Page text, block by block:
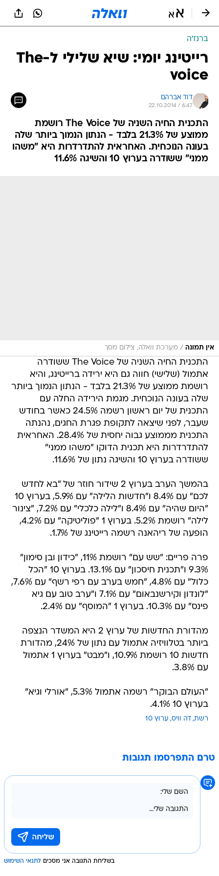
ברנז'ה
רייטינג יומי: שיא שלילי ל-The
voice
דוד אברהם
22.10.2014 / 6:47
התכנית החיה השניה של The Voice רושמת
ממוצע של 21.3% בלבד - הנתון הנמוך ביותר שלה
בעונה הנוכחית. האחראית להתדרדרות היא "משהו
ממני" ששודרה בערוץ 10 והשיגה 11.6%
אין תמונה / מערכת וואלה, צילום מסך
התכנית החיה השניה של The Voice ששודרה
אתמול (שלישי) חווה גם היא ירידה ברייטינג, והיא
רושמת ממוצע של 21.3% בלבד - הנתון הנמוך ביותר
שלה בעונה הנוכחית. מגמת הירידה החלה עם
התכנית של יום ראשון רשמה 24.5% כאשר בחודש
שעבר, לפני שיצאה לתקופת פגרת החגים, נהנתה
התכנית מממוצע גבוה יחסית של 28.4%. האחראית
להתדרדרות היא תכנית הדוקו "משהו ממני"
ששודרה בערוץ 10 והשיגה נתון של 11.6%.
בהמשך הערב בערוץ 2 שידור חוזר של "בא לחדש
לכם" עם 8.4% ו"חדשות הלילה" עם 5.9%, בערוץ 10
"היום שהיה" עם 8.4% ו"לילה כלכלי" עם 7.2%, "צינור
לילה" רושמת 5.2%. בערוץ 1 "פוליטיקה" עם 4.2%,
הופעה של ריהאנה רשמה רייטינג של 1.7%.
פרה פריים: "שש עם" רושמת 11%, "כידון ובן סימון"
9.3% ו"תכנית חיסכון" עם 13.1%. בערוץ 10 "הכל
כלול" עם 4.8%, "חמש בערב עם רפי רשף" עם 7.6%,
"לונדון וקירשנבאום" עם 7.1% ו"ערב טוב עם גיא
פינס" עם 10.3%. בערוץ 1 "המוסף" עם 2.4%.
מהדורת החדשות של ערוץ 2 היא המשדר הנצפה
ביותר בטלוויזיה אתמול עם נתון של 24%, מהדורת
חדשות 10 רושמת 10.9%, ו"מבט" בערוץ 1 אתמול
עם 3.8%.
"העולם הבוקר" רשמה אתמול 5.3%, "אורלי וגיא"
בערוץ 10 4.1%.
רשת דה וויס ערוץ 10
טרם התפרסמו תגובות
בשליחת התגובה אני מסכים לתנאי השימוש